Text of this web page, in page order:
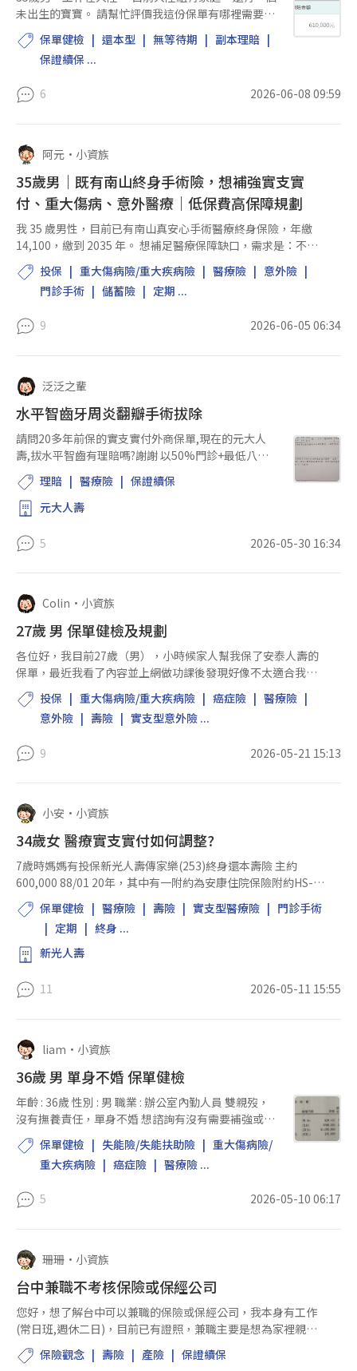
未出生的寶寶。 請幫忙評價我這份保單有哪裡需要做
調整？ 如果有需要出險賠付的情況，是否因為人不在
台灣有制約？ 請問我的保險費在繳滿期限之後，能否
還本？ 感謝~
保單健檢 還本型 無等待期
副本理賠
保證續保 ...
6 2026-06-08 09:59
阿元 • 小資族
35歲男｜既有南山終身手術險，想補強實支實
付、重大傷病、意外醫療｜低保費高保障規劃
我 35 歲男性，目前已有南山真安心手術醫療終身保險，年繳
14,100，繳到 2035 年。 想補足醫療保障缺口，需求是：不要
終身醫療、不要還本型、不要儲蓄險，請幫我比較目前可銷售
的新制實支實付、重大傷病與意外醫療...
投保 重大傷病險/重大疾病險 醫療險
意外險
門診手術
儲蓄險 定期 ...
9 2026-06-05 06:34
泛泛之輩
水平智齒牙周炎翻瓣手術拔除
請問20多年前保的實支實付外商保單,現在的元大人
壽,拔水平智齒有理賠嗎?謝謝 以50%門診+最低八級
理賠下來了，剛好抵自費的膠原蛋白 謝謝各位的回答
~~
理賠 醫療險
保證續保
元大人壽
5 2026-05-30 16:34
Colin • 小資族
27歲 男 保單健檢及規劃
各位好，我目前27歲（男），小時候家人幫我保了安泰人壽的
保單，最近我看了內容並上網做功課後發現好像不太適合我，
想上來問要砍掉，還是用加保的方式補足缺口。 以下是我目前
的保單內容： 安泰保本終⾝壽險 (LPLB...
投保 重大傷病險/重大疾病險 癌症險
醫療險
意外險
壽險 實支型意外險 ...
9 2026-05-21 15:13
小安 • 小資族
34歲女 醫療實支實付如何調整?
7歲時媽媽有投保新光人壽傳家樂(253)終身還本壽險 主約
600,000 88/01 20年，其中有一附約為安康住院保險附約HS-
10，是我目前唯一的醫療實支實付，額度很低且沒有給付門診
手術，想請問會建議怎麼調整保單呢? 1. 解約...
保單健檢 醫療險 壽險 實支型醫療險
門診手術
定期
終身 ...
新光人壽
11 2026-05-11 15:55
liam • 小資族
36歲 男 單身不婚 保單健檢
年齡 : 36歲 性別 : 男 職業 : 辦公室內勤人員 雙親歿，
沒有撫養責任，單身不婚 想諮詢有沒有需要補強或改
善的地方 目前年繳保費約4萬4左右
保單健檢 失能險/失能扶助險
重大傷病險/
重大疾病險
癌症險 醫療險 ...
5 2026-05-10 06:17
珊珊 • 小資族
台中兼職不考核保險或保經公司
您好，想了解台中可以兼職的保險或保經公司，我本身有工作
(常日班,週休二日)，目前已有證照，兼職主要是想為家裡親友
做保單規劃，所以希望有能不考核，不強制上課（因為不一定
有空可去上），台中地區有可推薦的嗎？...
保險觀念 壽險 產險 保證續保